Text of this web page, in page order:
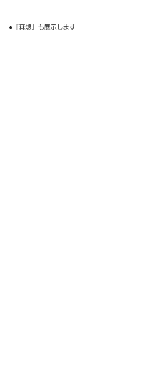
●『森想』も展示します